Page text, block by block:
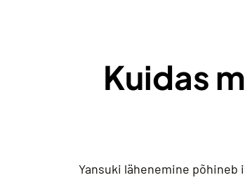
Kuidas
Yansuki lähenemine